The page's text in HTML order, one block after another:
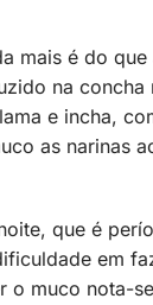
mais é do
na concha
e incha,
as narinas
que é
em
o muco nota-